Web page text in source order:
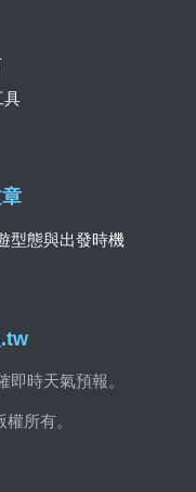
時天氣預報。
所有。
具
型態與出發時機